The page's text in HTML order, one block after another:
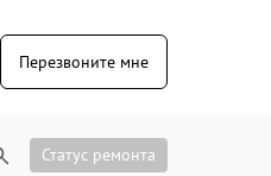
Перезвоните мне
Статус ремонта